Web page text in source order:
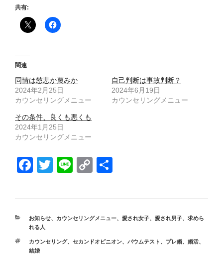
共有:
関連
同情は慈悲か蔑みか
2024年2月25日
カウンセリングメニュー
自己判断は事故判断？
2024年6月19日
カウンセリングメニュー
その条件、良くも悪くも
2024年1月25日
カウンセリングメニュー
F
e
b
o
T
er
Li
C
y
n
カ
テ
リ
ー
お知らせ、 カウンセリングメニュー、 愛され女子、 愛され男子、 求めら
れる人
タ
グ
カウンセリング、 セカンドオピニオン、 バウムテスト 、 プレ婚、 婚活、
結婚